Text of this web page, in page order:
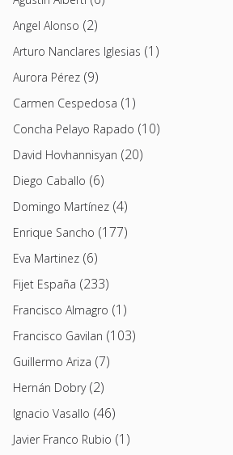
Angel Alonso (2)
Arturo Nanclares Iglesias (1)
Aurora Pérez (9)
Carmen Cespedosa (1)
Concha Pelayo Rapado (10)
David Hovhannisyan (20)
Diego Caballo (6)
Domingo Martínez (4)
Enrique Sancho (177)
Eva Martinez (6)
Fijet España (233)
Francisco Almagro (1)
Francisco Gavilan (103)
Guillermo Ariza (7)
Hernán Dobry(2)
Ignacio Vasallo (46)
Javier Franco Rubio (1)